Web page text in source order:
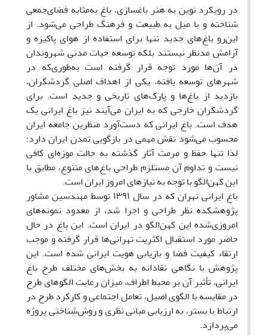
در رویکرد نوین به هنر باغسازی، باغ به‌مثابه فضای‌جمعی
شناخته و با میل به طبیعت و فرهنگ طراحی می‌شود. از
این‌رو باغ‌های جدید تنها برای استفاده از هوای پاکیزه و
آرامش مدنظر نیستند بلکه توسعه حیات مدنی شهروندان
در آن‌ها مورد توجه قرار گرفته است به‌طوری‌که در
شهرهای توسعه یافته، یکی از اهداف اصلی گردشگران،
بازدید از باغ‌ها و پارک‌های تاریخی و جدید است. برای
گردشگران خارجی که به ایران می‌آیند نیز باغ ایرانی یک
هدف است. باغ ایرانی که دست‌آورد منظرین جامعه ایران
محسوب می‌شود نقش مهمی در بازگویی تمدن ایران دارد؛
لذا تنها حفظ و مرمت آثار گذشته به حالت موزه‌ای کافی
نیست و تداوم آن مستلزم طراحی باغ‌های متنوع، مطابق با
این کهن‌الگو با توجه به نیازهای امروز ایران است.
باغ ایرانی تهران که در سال ۱۳۹۱ توسط مهندسین مشاور
پژوهشکده نظر طراحی و اجرا شد، از معدود نمونه‌های
امروزی‌شده این کهن‌الگو در ایران است. این باغ در حال
حاضر مورد استقبال اکثریت تهرانی‌ها قرار گرفته و موجب
ارتقاء کیفیت فضا و بازیابی هویت ایرانی شده است. این
پژوهش با نگاهی نقادانه به بخش‌های مختلف طرح باغ
ایرانی، تأثیر آن بر محیط اطراف، میزان رعایت الگوهای طرح
در مقایسه با الگوی اصیل، تعامل اجتماعی و کارکرد طرح در
ارتباط با بستر، به ارزیابی مبانی نظری و روش‌شناختی پروژه
می‌پردازد.